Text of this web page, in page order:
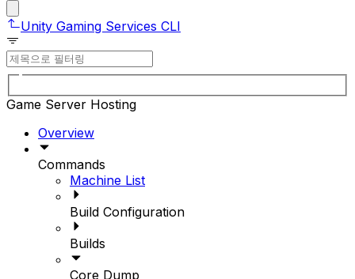
Unity Gaming Services CLI
Game Server Hosting
Overview
Commands
Machine List
Build Configuration
Builds
Core Dump